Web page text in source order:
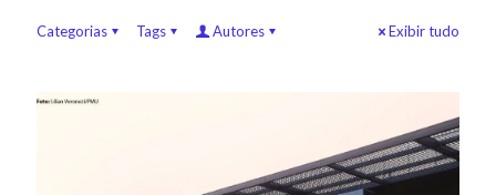
Categorias Tags Autores Exibir tudo